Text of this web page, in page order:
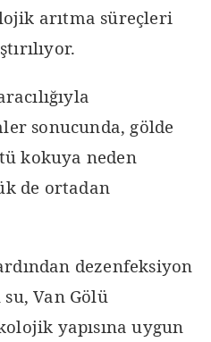
arıtma süreçleri
sonucunda, gölde
kokuya neden
de ortadan
dezenfeksiyon
Van Gölü
yapısına uygun